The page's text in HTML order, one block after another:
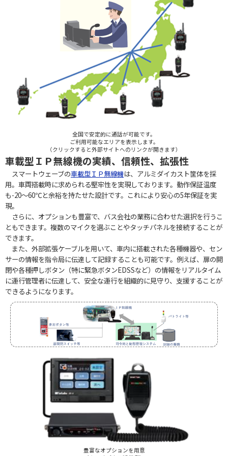
全国で安定的に通話が可能です。
ご利用可能なエリアを表示します。
（クリックすると外部サイトへのリンクが開きます）
車載型ＩＰ無線機の実績、信頼性、拡張性
スマートウェーブの車載型ＩＰ無線機は、アルミダイカスト筐体を採
用。車両搭載時に求められる堅牢性を実現しております。動作保証温度
も-20～60℃と余裕を持たせた設計です。これにより安心の5年保証を実
現。
さらに、オプションも豊富で、バス会社の業務に合わせた選択を行うこ
ともできます。複数のマイクを選ぶことやタッチパネルを接続することが
できます。
また、外部拡張ケーブルを用いて、車内に搭載された各種機器や、セン
サーの情報を指令局に伝達して記録することも可能です。例えば、扉の開
閉や各種押しボタン（特に緊急ボタンEDSSなど）の情報をリアルタイム
に運行管理者に伝達して、安全な運行を組織的に見守り、支援することが
できるようになります。
豊富なオプションを用意